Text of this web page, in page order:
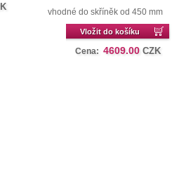
vhodné do skříněk od 450 mm
Vložit do košíku
Cena: 4609.00 CZK